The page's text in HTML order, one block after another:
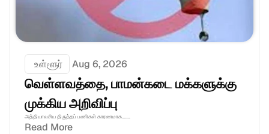
உள்ளூர் Aug 6, 2026
வெள்ளவத்தை, பாமன்கடை மக்களுக்கு
முக்கிய அறிவிப்பு
அத்தியாவசிய திருத்தப் பணிகள் காரணமாக.......
Read More